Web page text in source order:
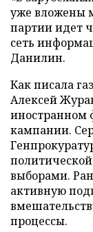
уже вложены
партии идет
сеть
Данилин.
Как писала
Алексей
иностранном
кампании.
выборами.
активную
процессы.